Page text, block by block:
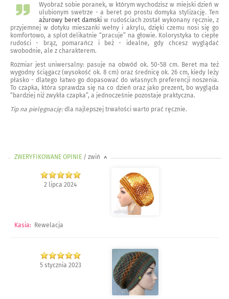
Wyobraź sobie poranek, w którym wychodzisz w miejski dzień w
ulubionym swetrze - a beret po prostu domyka stylizację. Ten
ażurowy beret damskiw rudościach został wykonany ręcznie, z
przyjemnej w dotyku mieszanki wełny i akrylu, dzięki czemu nosi się go
komfortowo, a splot delikatnie “pracuje” na głowie. Kolorystyka to ciepłe
rudości - brąz, pomarańcz i beż - idealne, gdy chcesz wyglądać
swobodnie, ale z charakterem.
Rozmiar jest uniwersalny: pasuje na obwód ok. 50-58 cm. Beret ma też
wygodny ściągacz (wysokość ok. 8 cm) oraz średnicę ok. 26 cm, kiedy leży
płasko - dlatego łatwo go dopasować do własnych preferencji noszenia.
To czapka, która sprawdza się na co dzień oraz jako prezent, bo wygląda
“bardziej niż zwykła czapka”, a jednocześnie pozostaje praktyczna.
Tip na pielęgnację:dla najlepszej trwałości warto prać ręcznie.
ZWERYFIKOWANE OPINIE / zwiń >
2 lipca 2024
Kasia: Rewelacja
5 stycznia 2023